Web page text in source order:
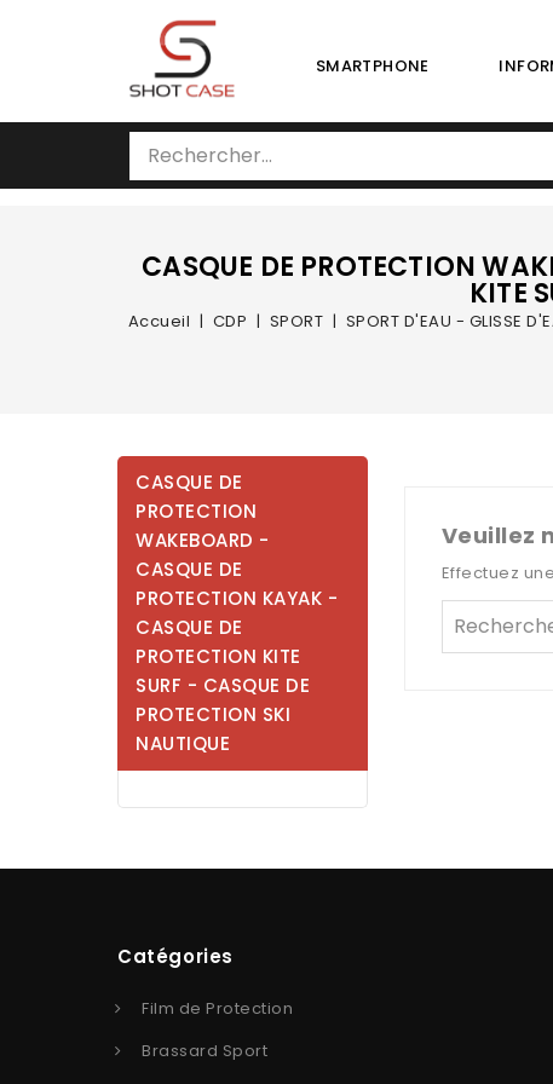
SMARTPHONE
CASQUE DE PROTECTION
KITE
Accueil CDP SPORT SPORT D'EAU - GLISSE
CASQUE DE
PROTECTION
WAKEBOARD -
CASQUE DE
PROTECTION KAYAK -
CASQUE DE
PROTECTION KITE
SURF - CASQUE DE
PROTECTION SKI
NAUTIQUE
Veuillez
Effectuez
Catégories
Film de Protection
Brassard Sport